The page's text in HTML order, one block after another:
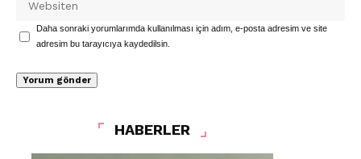
Daha sonraki yorumlarımda kullanılması için adım, e-posta adresim ve site
adresim bu tarayıcıya kaydedilsin.
HABERLER